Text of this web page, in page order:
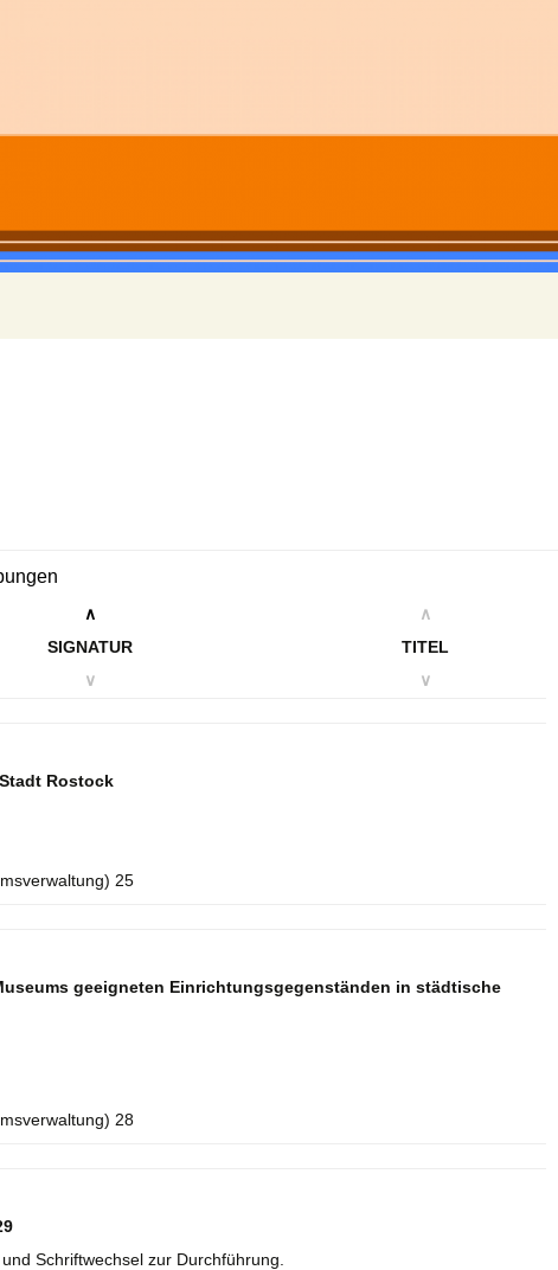
∧
SIGNATUR
∨
∧
TITEL
∨
Rostock
25
geeigneten Einrichtungsgegenständen in städtische
28
Schriftwechsel zur Durchführung.